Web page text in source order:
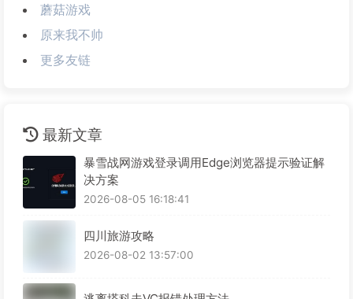
蘑菇游戏
原来我不帅
更多友链
最新文章
暴雪战网游戏登录调用Edge浏览器提示验证解
决方案
2026-08-05 16:18:41
四川旅游攻略
2026-08-02 13:57:00